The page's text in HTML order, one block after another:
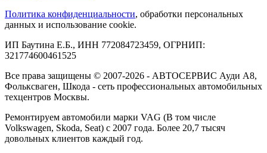
Политика конфиденциальности, обработки персональных
данных и использование cookie.
ИП Баутина Е.Б., ИНН 772084723459, ОГРНИП:
321774600461525
Все права защищены © 2007-2026 - АВТОСЕРВИС Ауди А8,
Фольксваген, Шкода - сеть профессиональных автомобильных
техцентров Москвы.
Ремонтируем автомобили марки VAG (В том числе
Volkswagen, Skoda, Seat) с 2007 года. Более 20,7 тысяч
довольных клиентов каждый год.